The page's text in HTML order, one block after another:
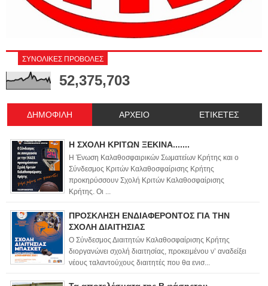
ΣΥΝΟΛΙΚΕΣ ΠΡΟΒΟΛΕΣ
52,375,703
ΔΗΜΟΦΙΛΗ ΑΡΧΕΙΟ ΕΤΙΚΕΤΕΣ
Η ΣΧΟΛΗ ΚΡΙΤΩΝ ΞΕΚΙΝΑ.......
Η Ένωση Καλαθοσφαιρικών Σωματείων Κρήτης και ο
Σύνδεσμος Κριτών Καλαθοσφαίρισης Κρήτης
προκηρύσσουν Σχολή Κριτών Καλαθοσφαίρισης
Κρήτης. Οι ...
ΠΡΟΣΚΛΗΣΗ ΕΝΔΙΑΦΕΡΟΝΤΟΣ ΓΙΑ ΤΗΝ
ΣΧΟΛΗ ΔΙΑΙΤΗΣΙΑΣ
Ο Σύνδεσμος Διαιτητών Καλαθοσφαίρισης Κρήτης
διοργανώνει σχολή διαιτησίας, προκειμένου ν’ αναδείξει
νέους ταλαντούχους διαιτητές που θα ενισ...